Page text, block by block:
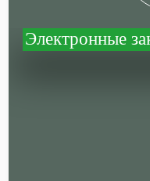
Электронные